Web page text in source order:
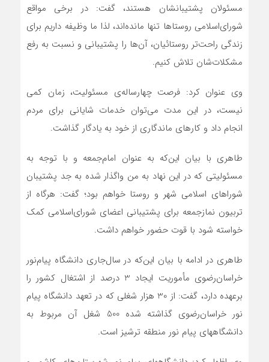
مسئولان پشتیبان‏شان هستند، گفت: در برخی مواقع
شورای‌اسلامی روستاها تنها مانده‌اند، لذا ما وظیفه داریم برای
زندگی راحت‌تر روستائیان، آن‌ها را پشتیبانی‌ و نسبت به رفع
مشکلات‌شان تلاش کنیم.
وی عنوان کرد: فرصت چهارساله‌ی مسئولیت، زمان کمی
نیست، در این مدت می‌توان خدمات شایانی برای مردم
انجام داد و کارهای ماندگاری از خود به یادگار گذاشت.
طاهری با بیان این‌که به عنوان امام‌جمعه و با توجه به
مسئولیتی که در این نهاد به من واگذار شده به جد پشتیبان
شوراهای اسلامی شهر و روستا خواهم بود؛ گفت: هرگاه از
تربیون نمازجمعه برای پشتیبانی اعضای شورای‌اسلامی کمک
خواسته شود با قوت حضور خواهم داشت.
طاهری در ادامه با بیان این‌که در سال‌جاری دانشگاه پیام‌نور
خراسان‌رضوی مأموریت ایجاد 3 درصد از اشتغال کشور را
برعهده دارد، گفت: از 30 هزار شغلی که در تعهد دانشگاه پیام
نور خراسان‌رضوی گذاشته شده 500 شغل آن مربوط به
دانشگاههای پیام نور منطقه ترشیز است.